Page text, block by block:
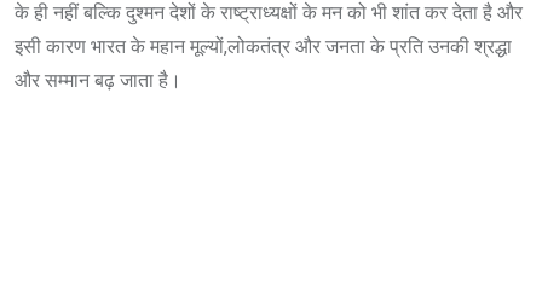
के ही नहीं बल्कि दुश्मन देशों के राष्ट्राध्यक्षों के मन को भी शांत कर देता है और
इसी कारण भारत के महान मूल्यों,लोकतंत्र और जनता के प्रति उनकी श्रद्धा
और सम्मान बढ़ जाता है।